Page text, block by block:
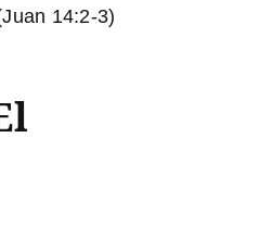
14:2-3)